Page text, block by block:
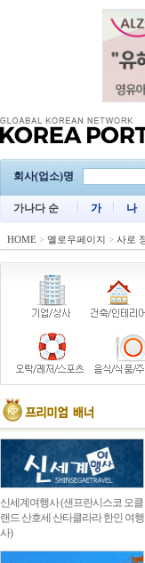
회사(업소)명
가나다 순 가 나
HOME > 옐로우페이지 > 사로
신세계여행사 (샌프란시스코 오클
랜드 산호세 산타클라라 한인 여행
사)